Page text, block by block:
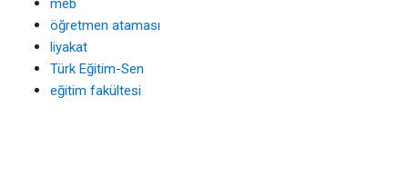
meb
öğretmen ataması
liyakat
Türk Eğitim-Sen
eğitim fakültesi